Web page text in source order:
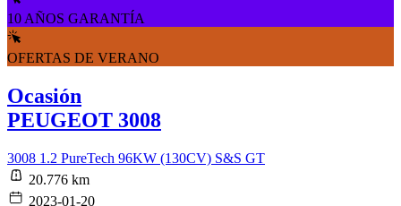
10 AÑOS GARANTÍA
OFERTAS DE VERANO
Ocasión
PEUGEOT 3008
3008 1.2 PureTech 96KW (130CV) S&S GT
20.776 km
2023-01-20